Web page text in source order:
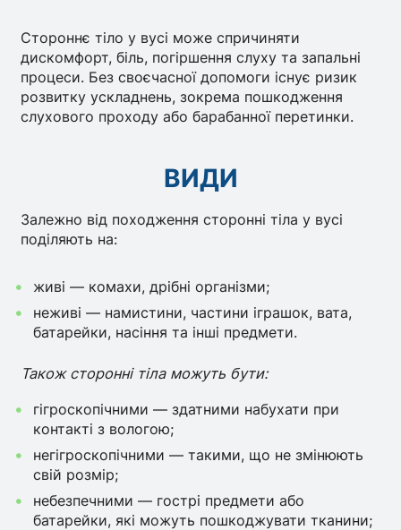
Стороннє тіло у вусі може спричиняти
дискомфорт, біль, погіршення слуху та запальні
процеси. Без своєчасної допомоги існує ризик
розвитку ускладнень, зокрема пошкодження
слухового проходу або барабанної перетинки.
ВИДИ
Залежно від походження сторонні тіла у вусі
поділяють на:
живі — комахи, дрібні організми;
неживі — намистини, частини іграшок, вата,
батарейки, насіння та інші предмети.
Також сторонні тіла можуть бути:
гігроскопічними — здатними набухати при
контакті з вологою;
негiгроскопiчними — такими, що не змінюють
свій розмір;
небезпечними — гострі предмети або
батарейки, які можуть пошкоджувати тканини;